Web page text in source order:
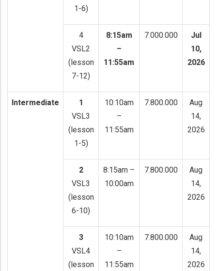
1-6)
4
VSL2
(lesson
7-12)
8:15am
–
11:55am
7.000.000
Jul
10,
2026
Intermediate
1
VSL3
(lesson
1-5)
10:10am
–
11:55am
7.800.000
Aug
14,
2026
2
VSL3
(lesson
6-10)
8:15am –
10:00am
7.800.000
Aug
14,
2026
3
VSL4
(lesson
10:10am
–
11:55am
7.800.000
Aug
14,
2026